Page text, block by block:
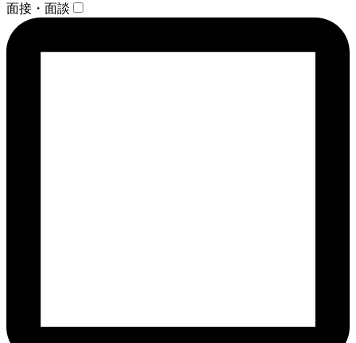
面接・面談